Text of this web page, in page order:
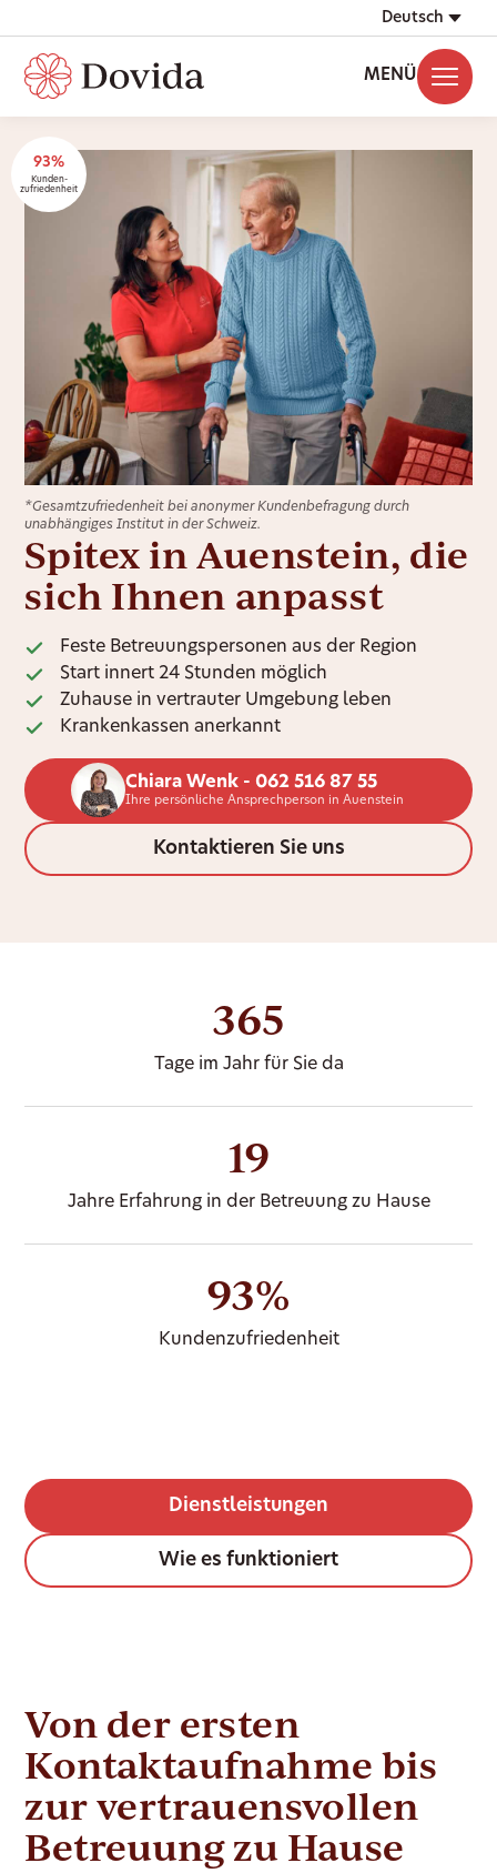
Deutsch
MENÜ
93%
Kunden-
zufriedenheit
*Gesamtzufriedenheit bei anonymer Kundenbefragung durch
unabhängiges Institut in der Schweiz.
Spitex in Auenstein, die
sich Ihnen anpasst
Feste Betreuungspersonen aus der Region
Start innert 24 Stunden möglich
Zuhause in vertrauter Umgebung leben
Krankenkassen anerkannt
Chiara Wenk - 062 516 87 55
Ihre persönliche Ansprechperson in Auenstein
Kontaktieren Sie uns
365
Tage im Jahr für Sie da
19
Jahre Erfahrung in der Betreuung zu Hause
93%
Kundenzufriedenheit
Dienstleistungen
Wie es funktioniert
Von der ersten
Kontaktaufnahme bis
zur vertrauensvollen
Betreuung zu Hause